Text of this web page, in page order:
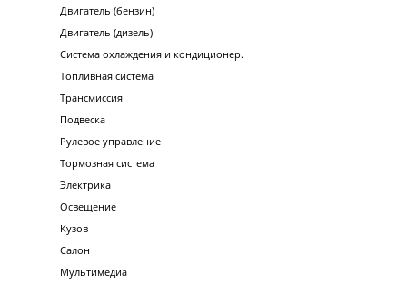
Двигатель (бензин)
Двигатель (дизель)
Система охлаждения и кондиционер.
Топливная система
Трансмиссия
Подвеска
Рулевое управление
Тормозная система
Электрика
Освещение
Кузов
Салон
Мультимедиа